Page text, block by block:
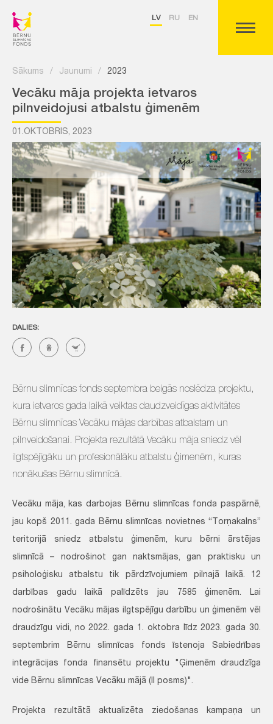
LV RU EN
Sākums / Jaunumi / 2023
Vecāku māja projekta ietvaros
pilnveidojusi atbalstu ģimenēm
01.OKTOBRIS, 2023
DALIES:
Bērnu slimnīcas fonds septembra beigās noslēdza projektu,
kura ietvaros gada laikā veiktas daudzveidīgas aktivitātes
Bērnu slimnīcas Vecāku mājas darbības atbalstam un
pilnveidošanai. Projekta rezultātā Vecāku māja sniedz vēl
ilgtspējīgāku un profesionālāku atbalstu ģimenēm, kuras
nonākušas Bērnu slimnīcā.
Vecāku māja, kas darbojas Bērnu slimnīcas fonda paspārnē,
jau kopš 2011. gada Bērnu slimnīcas novietnes “Torņakalns”
teritorijā sniedz atbalstu ģimenēm, kuru bērni ārstējas
slimnīcā – nodrošinot gan naktsmājas, gan praktisku un
psiholoģisku atbalstu tik pārdzīvojumiem pilnajā laikā. 12
darbības gadu laikā palīdzēts jau 7585 ģimenēm. Lai
nodrošinātu Vecāku mājas ilgtspējīgu darbību un ģimenēm vēl
draudzīgu vidi, no 2022. gada 1. oktobra līdz 2023. gada 30.
septembrim Bērnu slimnīcas fonds īstenoja Sabiedrības
integrācijas fonda finansētu projektu "Ģimenēm draudzīga
vide Bērnu slimnīcas Vecāku mājā (II posms)".
Projekta rezultātā aktualizēta ziedošanas kampaņa un